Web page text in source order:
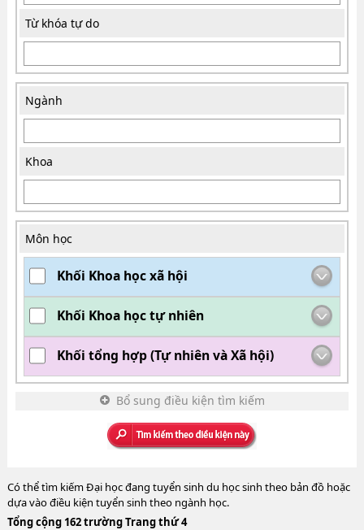
Từ khóa tự do
Ngành
Khoa
Môn học
Khối Khoa học xã hội
Khối Khoa học tự nhiên
Khối tổng hợp (Tự nhiên và Xã hội)
Bổ sung điều kiện tìm kiếm
Có thể tìm kiếm Đại học đang tuyển sinh du học sinh theo bản đồ hoặc
dựa vào điều kiện tuyển sinh theo ngành học.
Tổng cộng 162 trường Trang thứ 4